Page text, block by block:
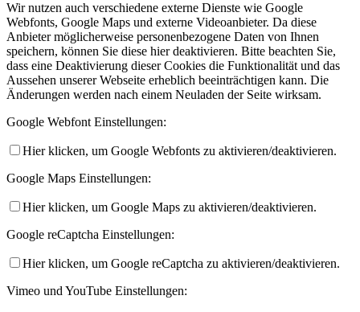
Wir nutzen auch verschiedene externe Dienste wie Google
Webfonts, Google Maps und externe Videoanbieter. Da diese
Anbieter möglicherweise personenbezogene Daten von Ihnen
speichern, können Sie diese hier deaktivieren. Bitte beachten Sie,
dass eine Deaktivierung dieser Cookies die Funktionalität und das
Aussehen unserer Webseite erheblich beeinträchtigen kann. Die
Änderungen werden nach einem Neuladen der Seite wirksam.
Google Webfont Einstellungen:
Hier klicken, um Google Webfonts zu aktivieren/deaktivieren.
Google Maps Einstellungen:
Hier klicken, um Google Maps zu aktivieren/deaktivieren.
Google reCaptcha Einstellungen:
Hier klicken, um Google reCaptcha zu aktivieren/deaktivieren.
Vimeo und YouTube Einstellungen: